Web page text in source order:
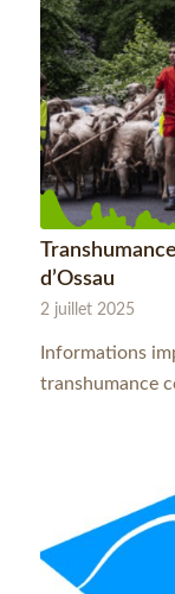
d’Ossau
2 juillet 2025
Informations
transhumance